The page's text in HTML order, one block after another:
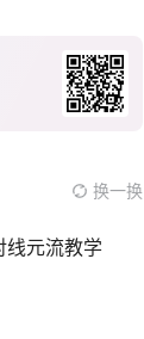
换一换
线元流教学